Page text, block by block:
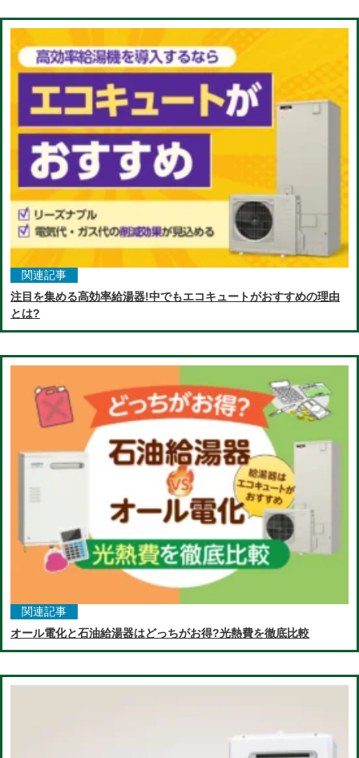
関連記事
注目を集める高効率給湯器!中でもエコキュートがおすすめの理由
とは?
関連記事
オール電化と石油給湯器はどっちがお得?光熱費を徹底比較